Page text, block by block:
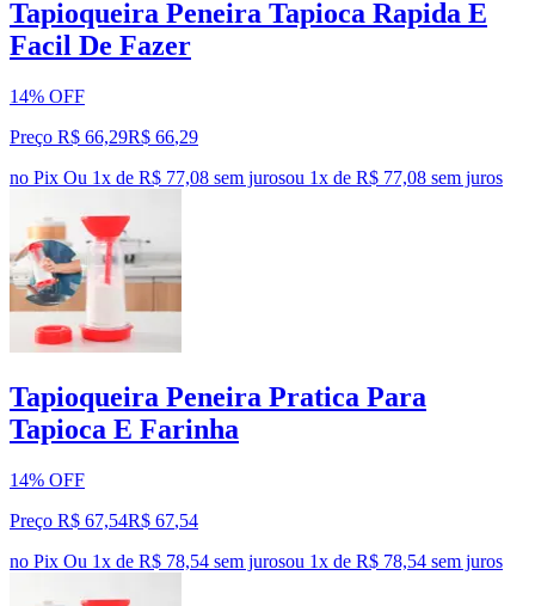
Tapioqueira Peneira Tapioca Rapida E
Facil De Fazer
14% OFF
Preço R$ 66,29R$ 66,29
no Pix Ou 1x de R$ 77,08 sem jurosou 1x de R$ 77,08 sem juros
Tapioqueira Peneira Pratica Para
Tapioca E Farinha
14% OFF
Preço R$ 67,54R$ 67,54
no Pix Ou 1x de R$ 78,54 sem jurosou 1x de R$ 78,54 sem juros